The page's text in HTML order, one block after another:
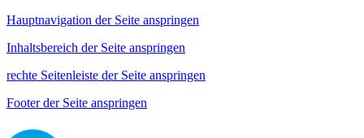
Hauptnavigation der Seite anspringen
Inhaltsbereich der Seite anspringen
rechte Seitenleiste der Seite anspringen
Footer der Seite anspringen